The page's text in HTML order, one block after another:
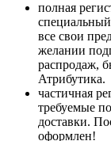
полная
все свои
желании
распродаж,
Атрибутика.
частичная
требуемые
доставки.
оформлен!